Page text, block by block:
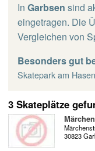
In Garbsen sind
eingetragen. Die
Vergleichen von
Besonders gut
Skatepark am
3 Skateplätze
30823